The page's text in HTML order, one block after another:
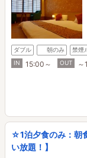
ダブル 朝のみ
禁煙
IN
15:00～ OUT
☆1泊夕食のみ：朝
い放題！】